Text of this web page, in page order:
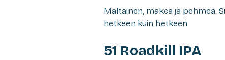
Maltainen, makea ja pehmeä.
hetkeen kuin hetkeen
51 Roadkill IPA